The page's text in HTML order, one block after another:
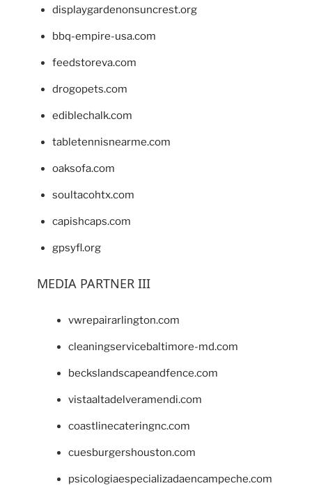
displaygardenonsuncrest.org
bbq-empire-usa.com
feedstoreva.com
drogopets.com
ediblechalk.com
tabletennisnearme.com
oaksofa.com
soultacohtx.com
capishcaps.com
gpsyfl.org
MEDIA PARTNER III
vwrepairarlington.com
cleaningservicebaltimore-md.com
beckslandscapeandfence.com
vistaaltadelveramendi.com
coastlinecateringnc.com
cuesburgershouston.com
psicologiaespecializadaencampeche.com